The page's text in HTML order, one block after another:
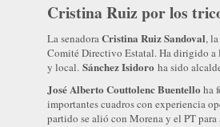
Cristina Ruiz por los
La senadoraCristina Ruiz Sandoval,
Comité Directivo Estatal. Ha dirigido a
y local. Sánchez Isidoro ha sido
José Alberto Couttolenc Buentello ha
importantes cuadros con experiencia
partido se alió con Morena y el PT para